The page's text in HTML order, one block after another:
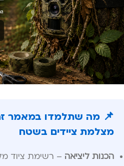
📌 מה שתלמדו במאמר
מצלמת ציידים בשטח
הכנות ליציאה – רשימת ציוד